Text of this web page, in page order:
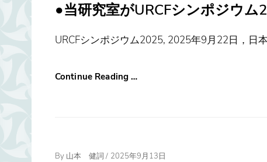
●当研究室がURCFシンポジウム
URCFシンポジウム2025, 2025年9月22日，日
Continue Reading …
By 山本 健詞 / Posted
2025年9月13日